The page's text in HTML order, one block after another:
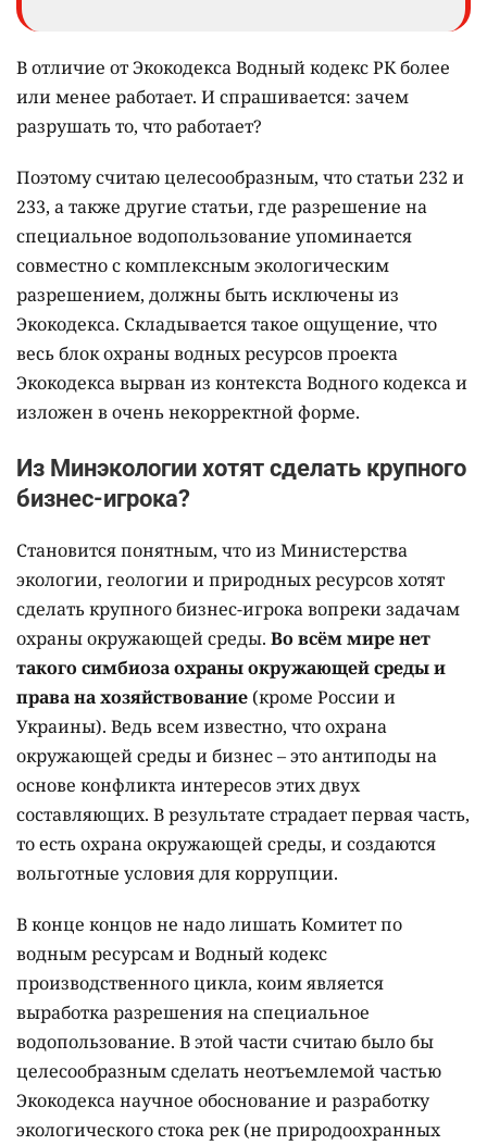
В отличие от Экокодекса Водный кодекс РК более
или менее работает. И спрашивается: зачем
разрушать то, что работает?
Поэтому считаю целесообразным, что статьи 232 и
233, а также другие статьи, где разрешение на
специальное водопользование упоминается
совместно с комплексным экологическим
разрешением, должны быть исключены из
Экокодекса. Складывается такое ощущение, что
весь блок охраны водных ресурсов проекта
Экокодекса вырван из контекста Водного кодекса и
изложен в очень некорректной форме.
Из Минэкологии хотят сделать крупного
бизнес-игрока?
Становится понятным, что из Министерства
экологии, геологии и природных ресурсов хотят
сделать крупного бизнес-игрока вопреки задачам
охраны окружающей среды. Во всём мире нет
такого симбиоза охраны окружающей среды и
права на хозяйствование (кроме России и
Украины). Ведь всем известно, что охрана
окружающей среды и бизнес – это антиподы на
основе конфликта интересов этих двух
составляющих. В результате страдает первая часть,
то есть охрана окружающей среды, и создаются
вольготные условия для коррупции.
В конце концов не надо лишать Комитет по
водным ресурсам и Водный кодекс
производственного цикла, коим является
выработка разрешения на специальное
водопользование. В этой части считаю было бы
целесообразным сделать неотъемлемой частью
Экокодекса научное обоснование и разработку
экологического стока рек (не природоохранных